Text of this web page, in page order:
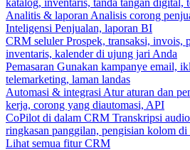
katalog, inventaris, tanda tangan digital,
Analitis & laporan Analisis corong
Inteligensi Penjualan, laporan BI
CRM seluler Prospek, transaksi, invois,
inventaris, kalender di ujung jari Anda
Pemasaran Gunakan kampanye email,
telemarketing, laman landas
Automasi & integrasi Atur aturan dan
kerja, corong yang diautomasi, API
CoPilot di dalam CRM Transkripsi
ringkasan panggilan, pengisian kolom di
Lihat semua fitur CRM